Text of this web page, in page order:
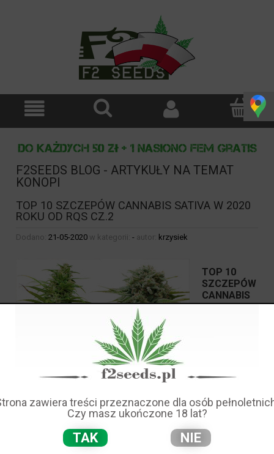
F2SEEDS BLOG - ARTYKUŁY NA TEMAT
KONOPI
TOP 10 SZCZEPÓW CANNABIS SATIVA W 2020
ROKU OD RQS CZ.2
Dodano: 21-05-2020 w kategorii: - autor: krzysiek
TOP 10
SZCZEPÓW
CANNABIS
SATIVA W
Zapraszamy do zapoznania się z drugą częścią
najlepszych szczepów sativa w 2020 r. od zespołu
Royal Queen Seeds . Oczywiście wszystkie nasiona
dostępne są w naszej ofercie. Poszerz swoją wiedzę i
zapraszamy do zakupu!
czytaj całość »
zawiera treści przeznaczone dla osób
Czy masz ukończone 18 lat?
TAK NIE